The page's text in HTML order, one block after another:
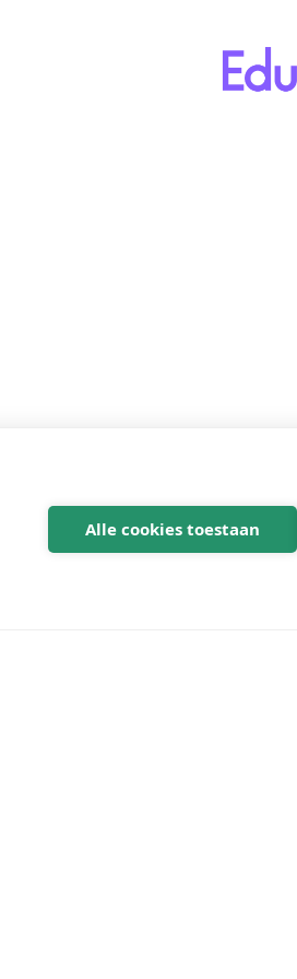
Alle cookies toestaan